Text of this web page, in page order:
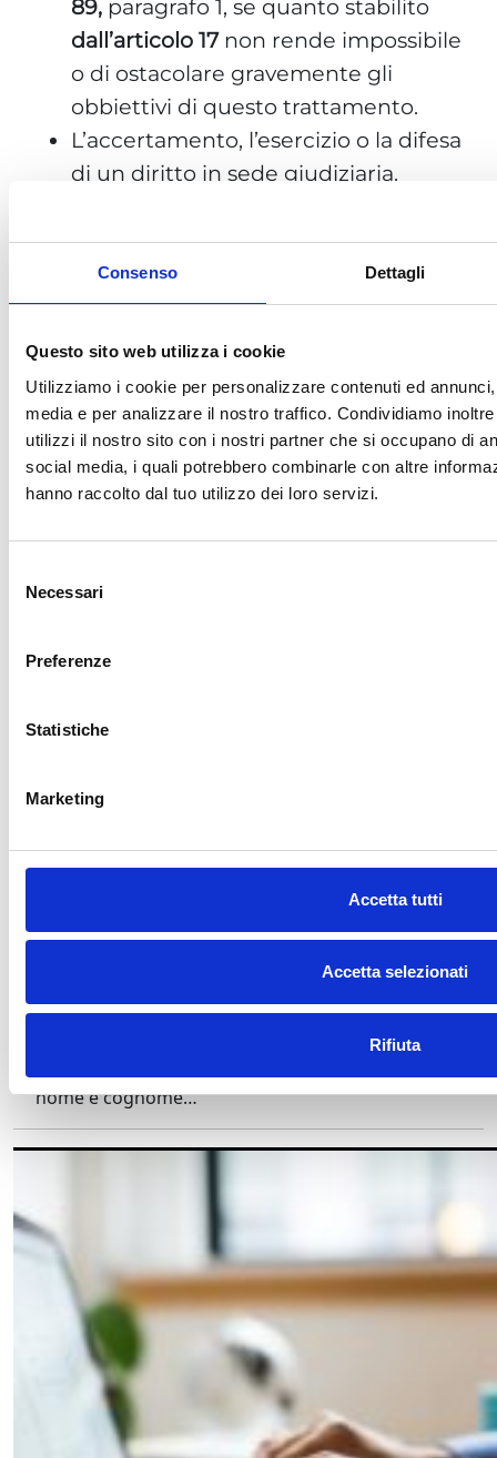
89, paragrafo 1, se quanto stabilito
dall’articolo 17non rende impossibile
o di ostacolare gravemente gli
obbiettivi di questo trattamento.
L’accertamento, l’esercizio o la difesa
di un diritto in sede giudiziaria.
Il diritto all’oblio dei dati personali
Chat GPT
1 Novembre 2025 By Redazione
Cyber Lex
Cancelliamo
i Dati
Indesiderati
Chiama Ora 06